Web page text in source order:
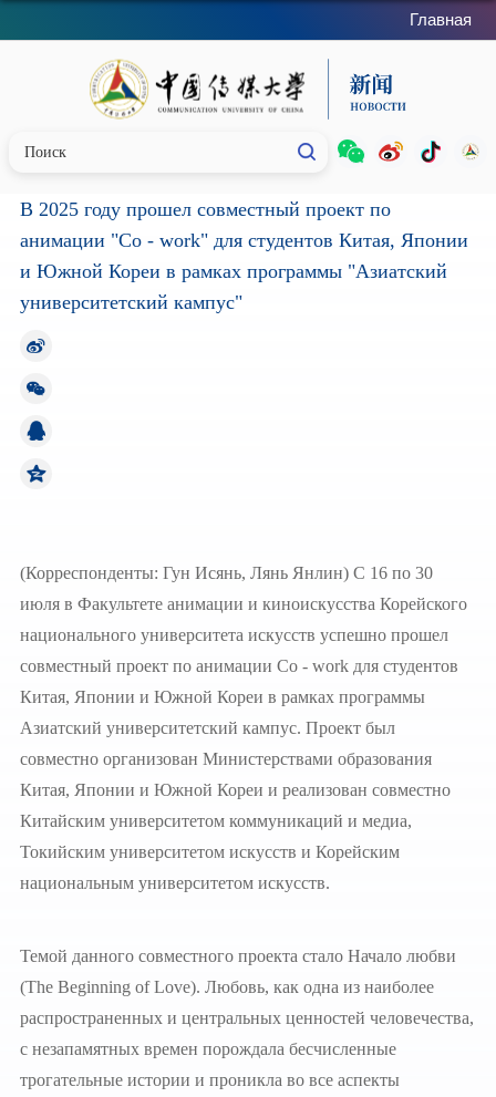
Главная
В 2025 году прошел совместный проект по
анимации "Co - work" для студентов Китая, Японии
и Южной Кореи в рамках программы "Азиатский
университетский кампус"
(Корреспонденты: Гун Исянь, Лянь Янлин) С 16 по 30
июля в Факультете анимации и киноискусства Корейского
национального университета искусств успешно прошел
совместный проект по анимации Co - work для студентов
Китая, Японии и Южной Кореи в рамках программы
Азиатский университетский кампус. Проект был
совместно организован Министерствами образования
Китая, Японии и Южной Кореи и реализован совместно
Китайским университетом коммуникаций и медиа,
Токийским университетом искусств и Корейским
национальным университетом искусств.
Темой данного совместного проекта стало Начало любви
(The Beginning of Love). Любовь, как одна из наиболее
распространенных и центральных ценностей человечества,
с незапамятных времен порождала бесчисленные
трогательные истории и проникла во все аспекты